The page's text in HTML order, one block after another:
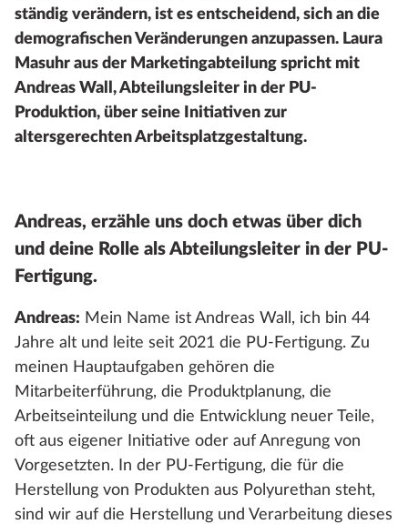
ständig verändern, ist es entscheidend, sich an die
demografischen Veränderungen anzupassen. Laura
Masuhr aus der Marketingabteilung spricht mit
Andreas Wall, Abteilungsleiter in der PU-
Produktion, über seine Initiativen zur
altersgerechten Arbeitsplatzgestaltung.
Andreas, erzähle uns doch etwas über dich
und deine Rolle als Abteilungsleiter in der PU-
Fertigung.
Andreas: Mein Name ist Andreas Wall, ich bin 44
Jahre alt und leite seit 2021 die PU-Fertigung. Zu
meinen Hauptaufgaben gehören die
Mitarbeiterführung, die Produktplanung, die
Arbeitseinteilung und die Entwicklung neuer Teile,
oft aus eigener Initiative oder auf Anregung von
Vorgesetzten. In der PU-Fertigung, die für die
Herstellung von Produkten aus Polyurethan steht,
sind wir auf die Herstellung und Verarbeitung dieses